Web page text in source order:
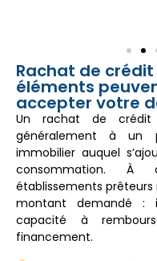
Rachat de
éléments
accepter votre
Un rachat de
généralement à un
immobilier auquel
consommation. À
établissements
montant demandé :
capacité à
financement.